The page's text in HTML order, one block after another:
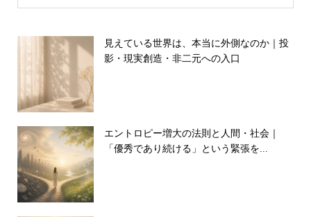
見えている世界は、本当に外側なのか｜投
影・現実創造・非二元への入口
エントロピー増大の法則と人間・社会｜
「優秀であり続ける」という緊張を...